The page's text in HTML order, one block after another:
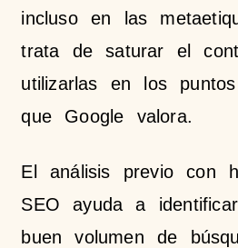
incluso en las
trata de saturar el
utilizarlas en los
que Google valora.
El análisis previo con
SEO ayuda a
buen volumen de